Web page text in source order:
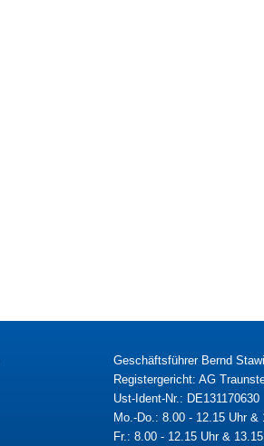
Geschäftsführer Bernd
Registergericht: AG
Ust-Ident-Nr.: DE131170630
Mo.-Do.: 8.00 - 12.15 Uhr &
Fr.: 8.00 - 12.15 Uhr &